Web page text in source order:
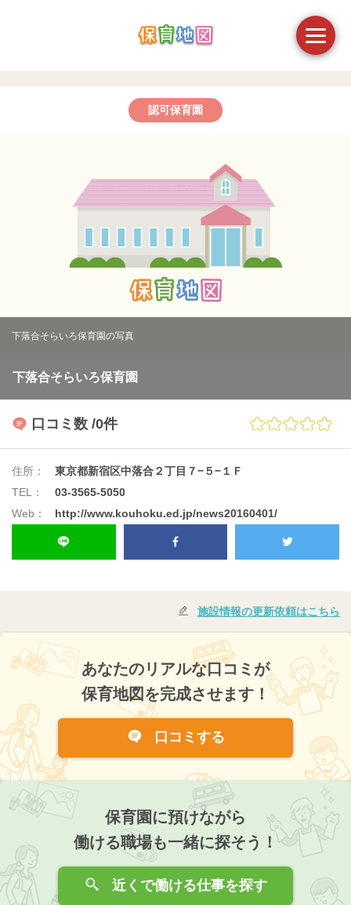
認可保育園
下落合そらいろ保育園の写真
下落合そらいろ保育園
口コミ数 /0件
住所：
東京都新宿区中落合２丁目７−５−１Ｆ
TEL：
03-3565-5050
Web：
http://www.kouhoku.ed.jp/news20160401/
施設情報の更新依頼はこちら
あなたのリアルな口コミが
保育地図を完成させます！
口コミする
保育園に預けながら
働ける職場も一緒に探そう！
近くで働ける仕事を探す